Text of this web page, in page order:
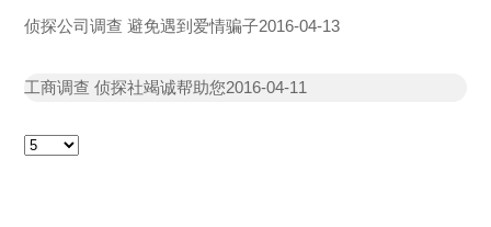
侦探公司调查 避免遇到爱情骗子2016-04-13
工商调查 侦探社竭诚帮助您2016-04-11